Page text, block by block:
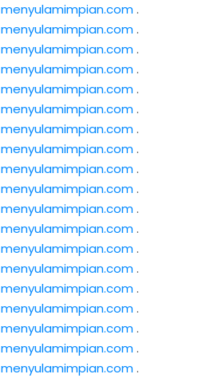
menyulamimpian.com.
menyulamimpian.com.
menyulamimpian.com.
menyulamimpian.com.
menyulamimpian.com.
menyulamimpian.com.
menyulamimpian.com.
menyulamimpian.com.
menyulamimpian.com.
menyulamimpian.com.
menyulamimpian.com.
menyulamimpian.com.
menyulamimpian.com.
menyulamimpian.com.
menyulamimpian.com.
menyulamimpian.com.
menyulamimpian.com.
menyulamimpian.com.
menyulamimpian.com.